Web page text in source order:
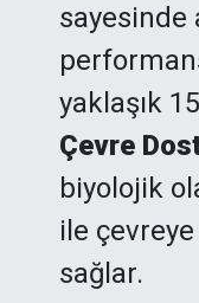
yaklaşık
Çevre
biyolojik
ile
sağlar.